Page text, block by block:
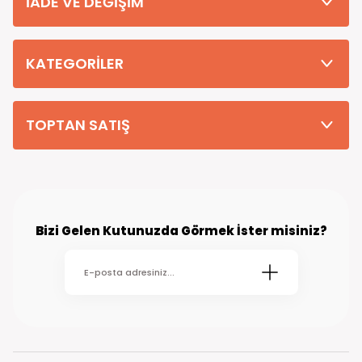
teslim edilmektedir. (kırsal köy kasaba gibi yerlere bu süre 7 güne
KATEGORİLER
TOPTAN SATIŞ
Bizi Gelen Kutunuzda Görmek İster misiniz?